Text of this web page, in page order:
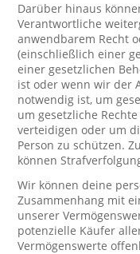
Darüber hinaus
Verantwortliche
anwendbarem Recht
(einschließlich einer
einer gesetzlichen
ist oder wenn wir der
notwendig ist, um
um gesetzliche
verteidigen oder um
Person zu schützen.
können
Wir können deine
Zusammenhang mit
unserer
potenzielle Käufer
Vermögenswerte